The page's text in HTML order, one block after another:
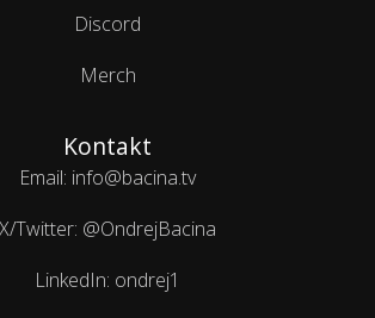
Discord
Merch
Kontakt
Email: info@bacina.tv
X/Twitter: @OndrejBacina
LinkedIn: ondrej1